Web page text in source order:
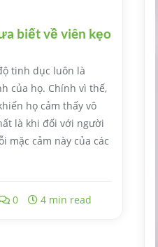
biết về viên kẹo
tinh dục luôn là
của họ. Chính vì thế,
họ cảm thấy vô
là khi đối với người
mặc cảm này của các
0 4 min read